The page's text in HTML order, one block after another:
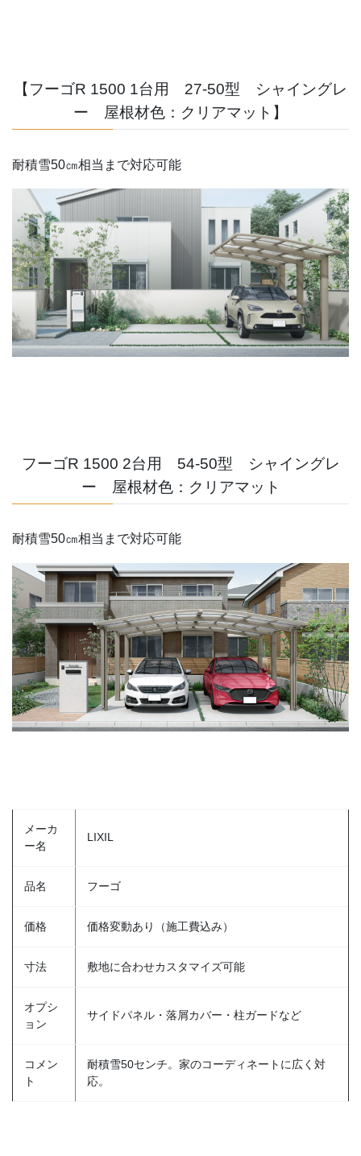
【フーゴR 1500 1台用 27-50型 シャイングレ
ー 屋根材色：クリアマット】
耐積雪50㎝相当まで対応可能
フーゴR 1500 2台用 54-50型 シャイングレ
ー 屋根材色：クリアマット
耐積雪50㎝相当まで対応可能
メーカ
ー名
LIXIL
品名 フーゴ
価格 価格変動あり（施工費込み）
寸法 敷地に合わせカスタマイズ可能
オプシ
ョン
サイドパネル・落屑カバー・柱ガードなど
コメン
ト
耐積雪50センチ。家のコーディネートに広く対
応。